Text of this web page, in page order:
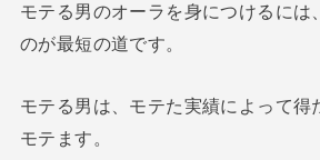
モテる男のオーラを身につけるには、
のが最短の道です。
モテる男は、モテた実績によって得
モテます。